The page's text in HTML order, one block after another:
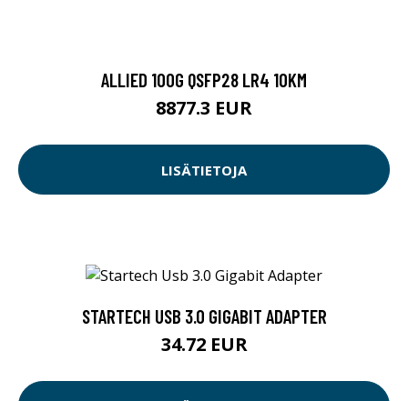
ALLIED 100G QSFP28 LR4 10KM
8877.3 EUR
LISÄTIETOJA
STARTECH USB 3.0 GIGABIT ADAPTER
34.72 EUR